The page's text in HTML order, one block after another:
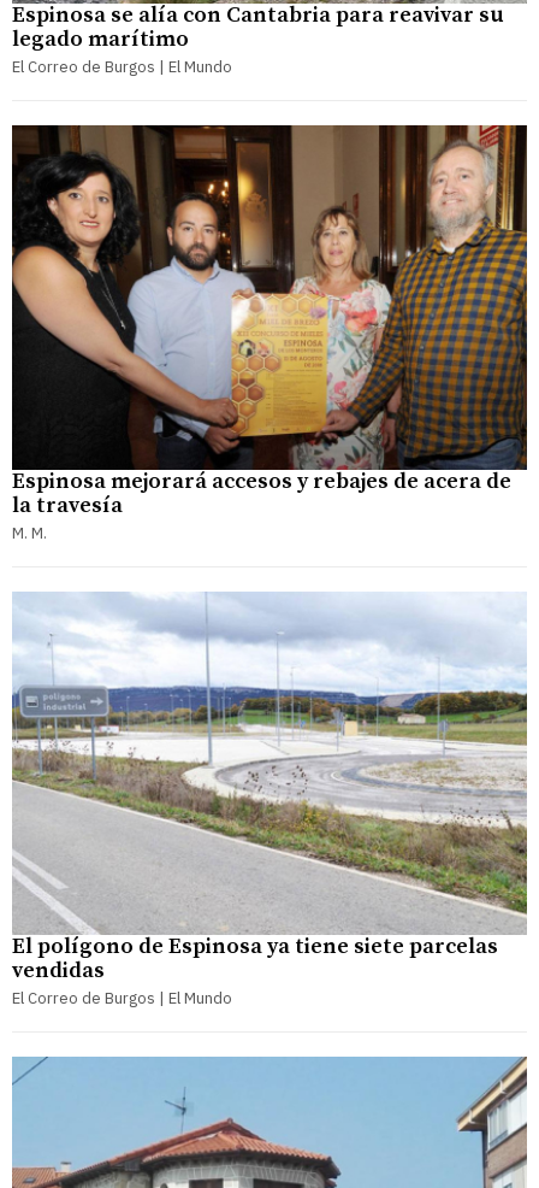
Espinosa se alía con Cantabria para reavivar su
legado marítimo
El Correo de Burgos | El Mundo
Espinosa mejorará accesos y rebajes de acera de
la travesía
M. M.
El polígono de Espinosa ya tiene siete parcelas
vendidas
El Correo de Burgos | El Mundo